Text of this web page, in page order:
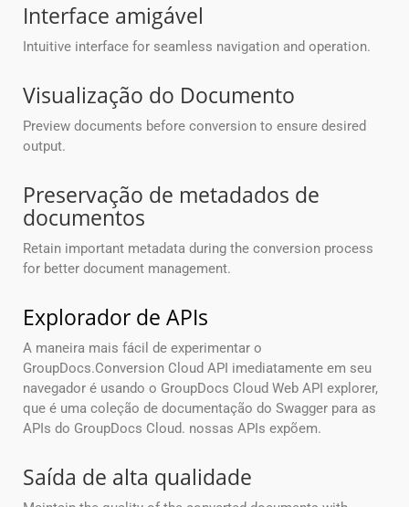
Interface amigável
Intuitive interface for seamless navigation and operation.
Visualização do Documento
Preview documents before conversion to ensure desired
output.
Preservação de metadados de
documentos
Retain important metadata during the conversion process
for better document management.
Explorador de APIs
A maneira mais fácil de experimentar o
GroupDocs.Conversion Cloud API imediatamente em seu
navegador é usando o GroupDocs Cloud Web API explorer,
que é uma coleção de documentação do Swagger para as
APIs do GroupDocs Cloud. nossas APIs expõem.
Saída de alta qualidade